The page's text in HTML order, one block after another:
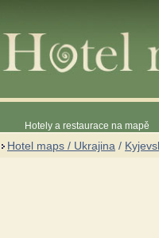
Hotely a restaurace na mapě
Hotel maps / Ukrajina /